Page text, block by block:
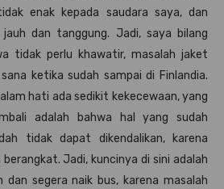
enak kepada saudara saya, dan
dan tanggung. Jadi, saya bilang
tidak perlu khawatir, masalah jaket
ketika sudah sampai di Finlandia.
hati ada sedikit kekecewaan, yang
adalah bahwa hal yang sudah
tidak dapat dikendalikan, karena
Jadi, kuncinya di sini adalah
dan segera naik bus, karena masalah